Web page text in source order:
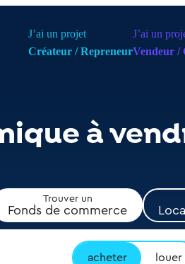
J’ai un projet
Créateur / Repreneur
J’ai un
Vendeur /
à
Trouver un
Fonds de commerce
acheter louer